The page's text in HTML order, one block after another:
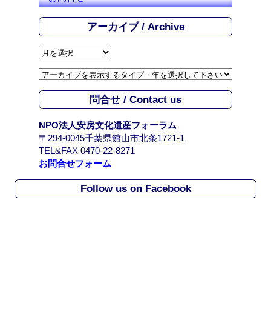
アーカイブ / Archive
ア
カ
イ
ブ
A
r
c
h
i
問合せ / Contact us
NPO法人安房文化遺産フォーラム
〒294-0045千葉県館山市北条1721-1
TEL&FAX 0470-22-8271
お問合せフォーム
Follow us on Facebook